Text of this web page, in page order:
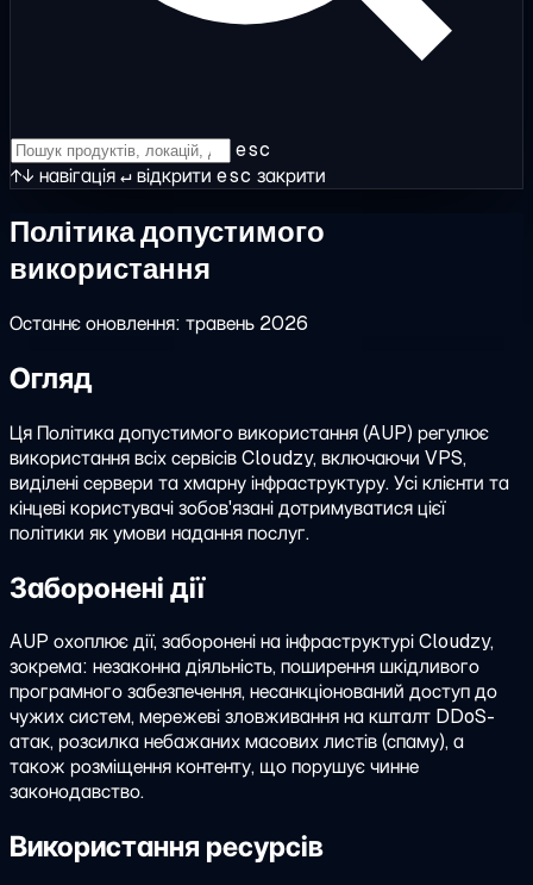
esc
↑↓ навігація↵відкрити esc закрити
Політика допустимого
використання
Останнє оновлення: травень 2026
Огляд
Ця Політика допустимого використання (AUP) регулює
використання всіх сервісів Cloudzy, включаючи VPS,
виділені сервери та хмарну інфраструктуру. Усі клієнти та
кінцеві користувачі зобов'язані дотримуватися цієї
політики як умови надання послуг.
Заборонені дії
AUP охоплює дії, заборонені на інфраструктурі Cloudzy,
зокрема: незаконна діяльність, поширення шкідливого
програмного забезпечення, несанкціонований доступ до
чужих систем, мережеві зловживання на кшталт DDoS-
атак, розсилка небажаних масових листів (спаму), а
також розміщення контенту, що порушує чинне
законодавство.
Використання ресурсів